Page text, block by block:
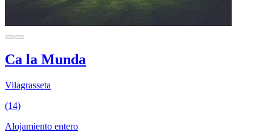
Ca la Munda
Vilagrasseta
(14)
Alojamiento entero